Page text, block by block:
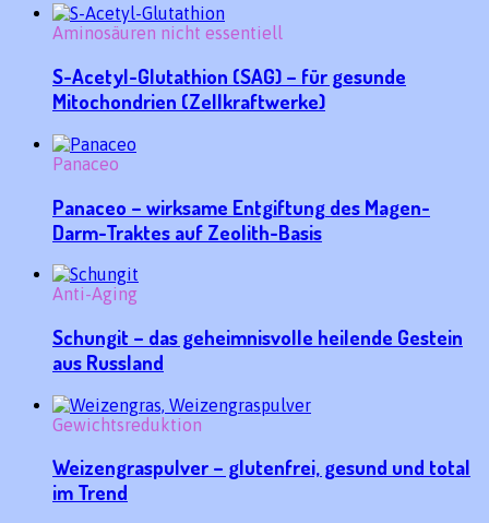
Aminosäuren nicht essentiell
S-Acetyl-Glutathion (SAG) – für gesunde
Mitochondrien (Zellkraftwerke)
Panaceo
Panaceo – wirksame Entgiftung des Magen-
Darm-Traktes auf Zeolith-Basis
Anti-Aging
Schungit – das geheimnisvolle heilende Gestein
aus Russland
Gewichtsreduktion
Weizengraspulver – glutenfrei, gesund und total
im Trend